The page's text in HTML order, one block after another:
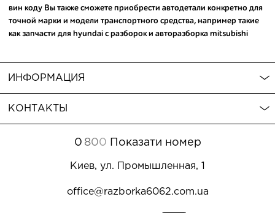
вин коду Вы также сможете приобрести автодетали конкретно для
точной марки и модели транспортного средства, например такие
какзапчасти для hyundai с разбороки авторазборка mitsubishi
за пару кликов. Обратите внимание - среди товаров для авто Вы
купить запчасти на хонда цивик 4д
выбрать автозапчасти или расходники и предоставим ответ на
дополнительные вопросы.
ИНФОРМАЦИЯ
КОНТАКТЫ
0 800 Показати номер
Киев, ул. Промышленная, 1
office@razborka6062.com.ua